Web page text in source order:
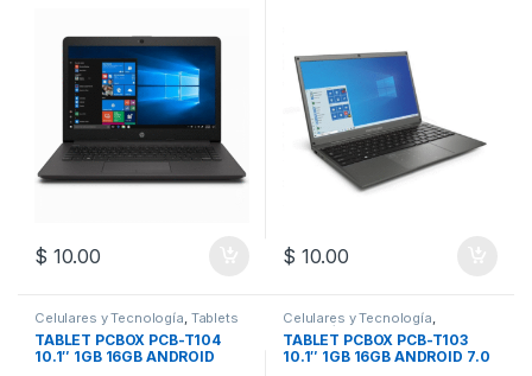
$ 10.00 $ 10.00
Celulares y Tecnología Tablets
TABLET PCBOX PCB-T104
10.1″ 1GB 16GB ANDROID
Celulares y Tecnología
Telefonía
TABLET PCBOX PCB-T103
10.1″ 1GB 16GB ANDROID 7.0